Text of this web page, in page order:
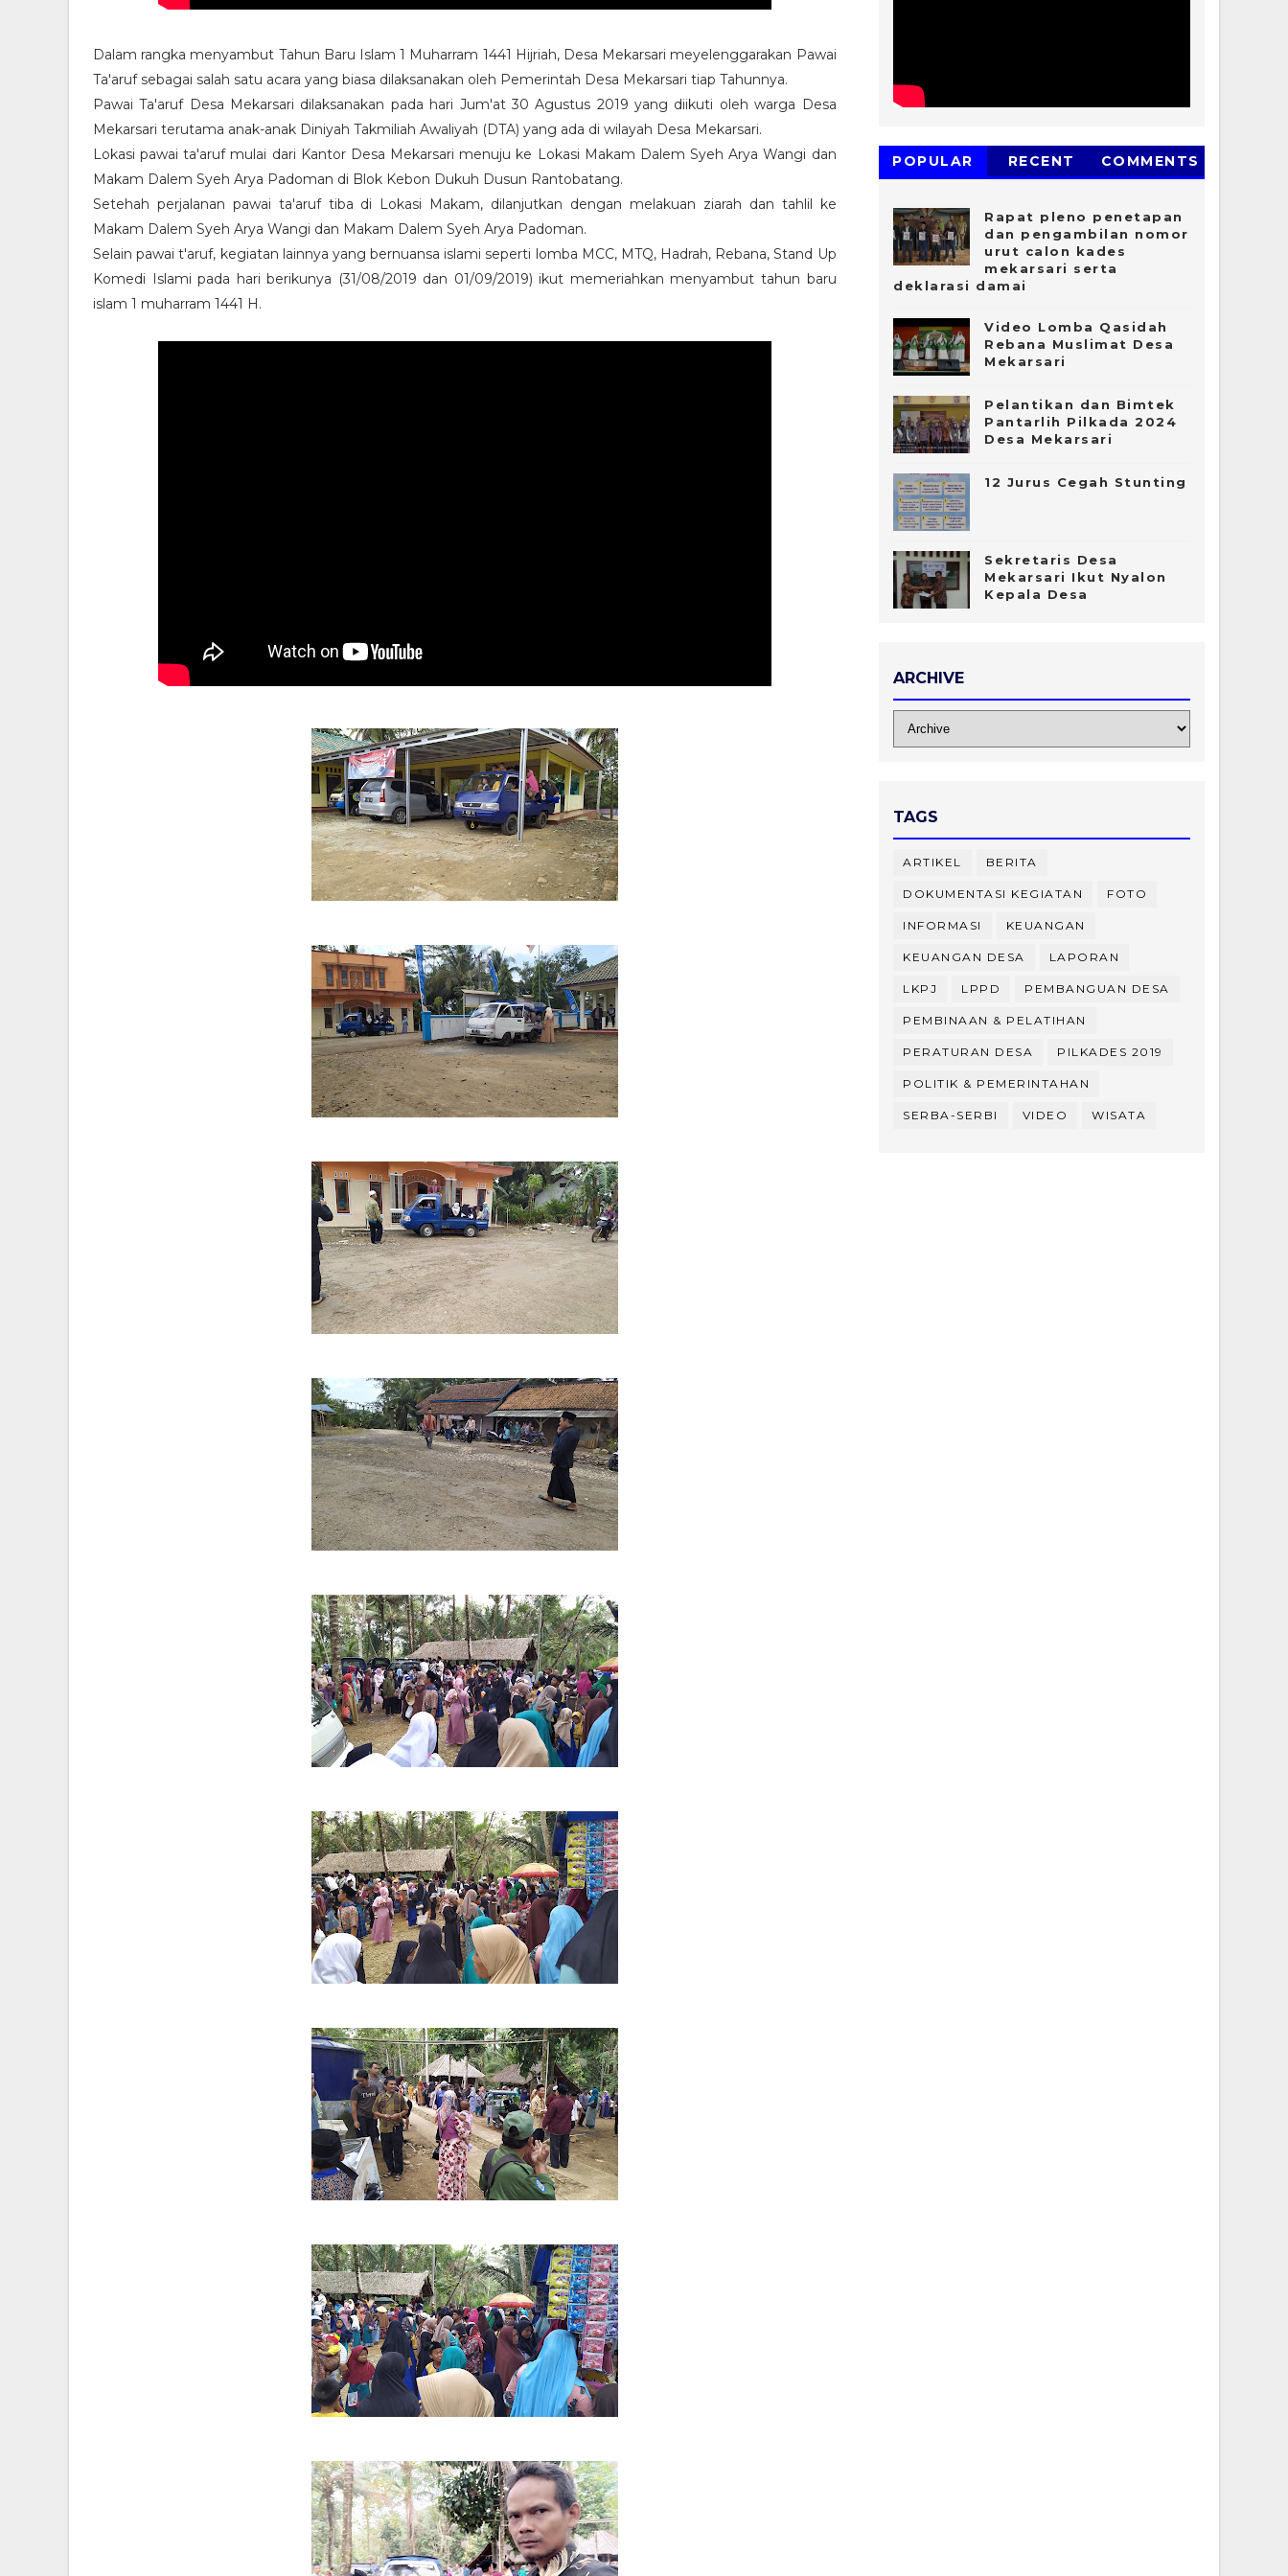
Dalam rangka menyambut Tahun Baru Islam 1 Muharram 1441 Hijriah, Desa Mekarsari meyelenggarakan Pawai
Ta'aruf sebagai salah satu acara yang biasa dilaksanakan oleh Pemerintah Desa Mekarsari tiap Tahunnya.
Pawai Ta'aruf Desa Mekarsari dilaksanakan pada hari Jum'at 30 Agustus 2019 yang diikuti oleh warga Desa
Mekarsari terutama anak-anak Diniyah Takmiliah Awaliyah (DTA) yang ada di wilayah Desa Mekarsari.
Lokasi pawai ta'aruf mulai dari Kantor Desa Mekarsari menuju ke Lokasi Makam Dalem Syeh Arya Wangi dan
Makam Dalem Syeh Arya Padoman di Blok Kebon Dukuh Dusun Rantobatang.
Setehah perjalanan pawai ta'aruf tiba di Lokasi Makam, dilanjutkan dengan melakuan ziarah dan tahlil ke
Makam Dalem Syeh Arya Wangi dan Makam Dalem Syeh Arya Padoman.
Selain pawai t'aruf, kegiatan lainnya yang bernuansa islami seperti lomba MCC, MTQ, Hadrah, Rebana, Stand Up
Komedi Islami pada hari berikunya (31/08/2019 dan 01/09/2019) ikut memeriahkan menyambut tahun baru
islam 1 muharram 1441 H.
POPULAR RECENT COMMENTS
Rapat pleno penetapan
dan pengambilan nomor
urut calon kades
mekarsari serta
deklarasi damai
Video Lomba Qasidah
Rebana Muslimat Desa
Mekarsari
Pelantikan dan Bimtek
Pantarlih Pilkada 2024
Desa Mekarsari
12 Jurus Cegah Stunting
Sekretaris Desa
Mekarsari Ikut Nyalon
Kepala Desa
ARCHIVE
TAGS
ARTIKEL BERITA
DOKUMENTASI KEGIATAN FOTO
INFORMASI KEUANGAN
KEUANGAN DESA LAPORAN
LKPJ LPPD PEMBANGUAN DESA
PEMBINAAN & PELATIHAN
PERATURAN DESA PILKADES 2019
POLITIK & PEMERINTAHAN
SERBA-SERBI VIDEO WISATA